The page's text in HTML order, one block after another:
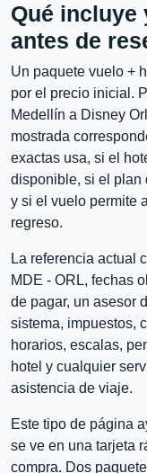
Qué incluye
antes de
Un paquete vuelo +
por el precio inicial.
Medellín a Disney
mostrada
exactas usa, si el
disponible, si el plan
y si el vuelo permite
regreso.
La referencia actual
MDE - ORL, fechas
de pagar, un asesor
sistema, impuestos,
horarios, escalas,
hotel y cualquier
asistencia de viaje.
Este tipo de página
se ve en una tarjeta
compra. Dos